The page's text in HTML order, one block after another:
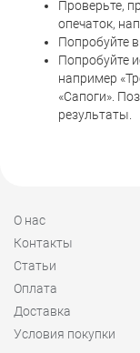
Проверьте,
опечаток,
Попробуйте
Попробуйте
например
«Сапоги».
результаты.
О нас
Контакты
Статьи
Оплата
Доставка
Условия покупки